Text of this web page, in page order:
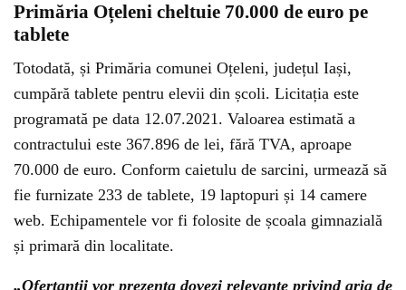
Primăria Oțeleni cheltuie 70.000 de euro pe
tablete
Totodată, și Primăria comunei Oțeleni, județul Iași,
cumpără tablete pentru elevii din școli. Licitația este
programată pe data 12.07.2021. Valoarea estimată a
contractului este 367.896 de lei, fără TVA, aproape
70.000 de euro. Conform caietulu de sarcini, urmează să
fie furnizate 233 de tablete, 19 laptopuri și 14 camere
web. Echipamentele vor fi folosite de școala gimnazială
și primară din localitate.
„Ofertanții vor prezenta dovezi relevante privind aria de